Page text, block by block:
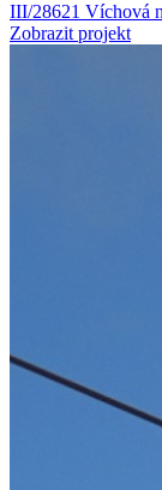
III/28621 Víchová
Zobrazit projekt